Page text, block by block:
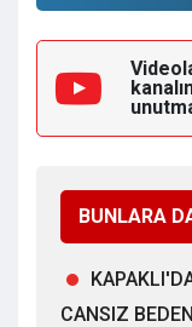
BUNLARA
CANSIZ